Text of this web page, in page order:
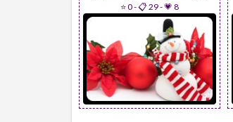
⭐ 0-📋 29-💗 8